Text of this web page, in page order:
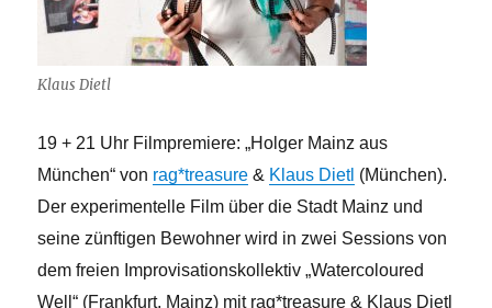
Klaus Dietl
19 + 21 Uhr Filmpremiere: „Holger Mainz aus
München“ von rag*treasure & Klaus Dietl (München).
Der experimentelle Film über die Stadt Mainz und
seine zünftigen Bewohner wird in zwei Sessions von
dem freien Improvisationskollektiv „Watercoloured
Well“ (Frankfurt, Mainz) mit rag*treasure & Klaus Dietl